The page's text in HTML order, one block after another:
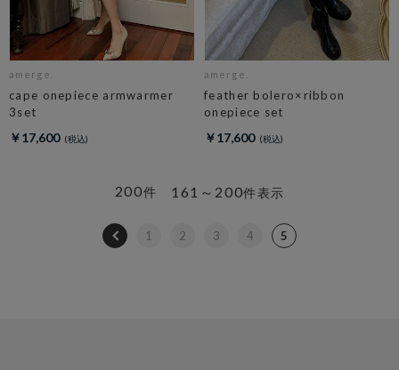
amerge.
cape onepiece armwarmer
3set
￥17,600
amerge.
feather bolero×ribbon
onepiece set
￥17,600
161～200件表示
200件
1 2 3 4 5